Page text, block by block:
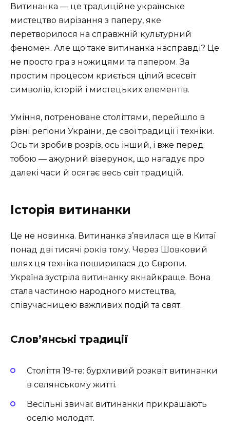
Витинанка — це традиційне українське
мистецтво вирізання з паперу, яке
перетворилося на справжній культурний
феномен. Але що таке витинанка насправді? Це
не просто гра з ножицями та папером. За
простим процесом криється цілий всесвіт
символів, історій і мистецьких елементів.
Уміння, потреноване століттями, перейшло в
різні регіони України, де свої традиції і техніки.
Ось ти зробив розріз, ось інший, і вже перед
тобою — ажурний візерунок, що нагадує про
далекі часи й осягає весь світ традицій.
Історія витинанки
Це не новинка. Витинанка з’явилася ще в Китаї
понад дві тисячі років тому. Через Шовковий
шлях ця техніка поширилася до Європи.
Україна зустріла витинанку якнайкраще. Вона
стала частиною народного мистецтва,
співучасницею важливих подій та свят.
Слов’янські традиції
Століття 19-те: бурхливий розквіт витинанки
в селянському житті.
Весільні звичаї: витинанки прикрашають
оселю молодят.